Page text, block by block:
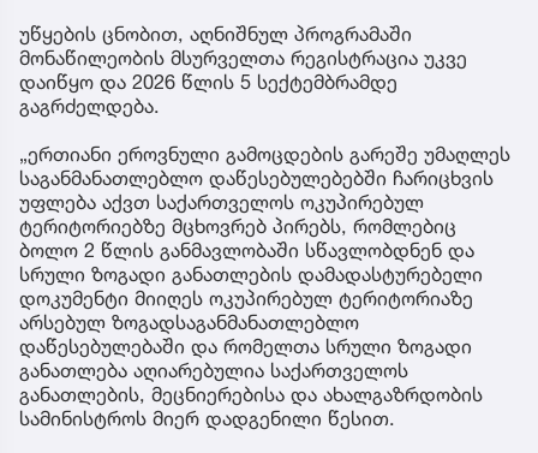
უწყების ცნობით, აღნიშნულ პროგრამაში
მონაწილეობის მსურველთა რეგისტრაცია უკვე
დაიწყო და 2026 წლის 5 სექტემბრამდე
გაგრძელდება.
„ერთიანი ეროვნული გამოცდების გარეშე უმაღლეს
საგანმანათლებლო დაწესებულებებში ჩარიცხვის
უფლება აქვთ საქართველოს ოკუპირებულ
ტერიტორიებზე მცხოვრებ პირებს, რომლებიც
ბოლო 2 წლის განმავლობაში სწავლობდნენ და
სრული ზოგადი განათლების დამადასტურებელი
დოკუმენტი მიიღეს ოკუპირებულ ტერიტორიაზე
არსებულ ზოგადსაგანმანათლებლო
დაწესებულებაში და რომელთა სრული ზოგადი
განათლება აღიარებულია საქართველოს
განათლების, მეცნიერებისა და ახალგაზრდობის
სამინისტროს მიერ დადგენილი წესით.